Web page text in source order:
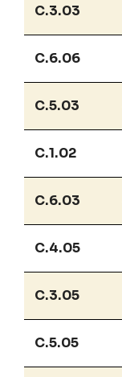
C.3.03
C.6.06
C.5.03
C.1.02
C.6.03
C.4.05
C.3.05
C.5.05